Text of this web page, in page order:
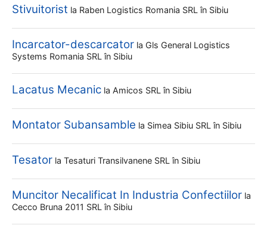
Stivuitorist la Raben Logistics Romania SRL în Sibiu
Incarcator-descarcator la Gls General Logistics
Systems Romania SRL în Sibiu
Lacatus Mecanic la Amicos SRL în Sibiu
Montator Subansamble la Simea Sibiu SRL în Sibiu
Tesator la Tesaturi Transilvanene SRL în Sibiu
Muncitor Necalificat In Industria Confectiilor la
Cecco Bruna 2011 SRL în Sibiu